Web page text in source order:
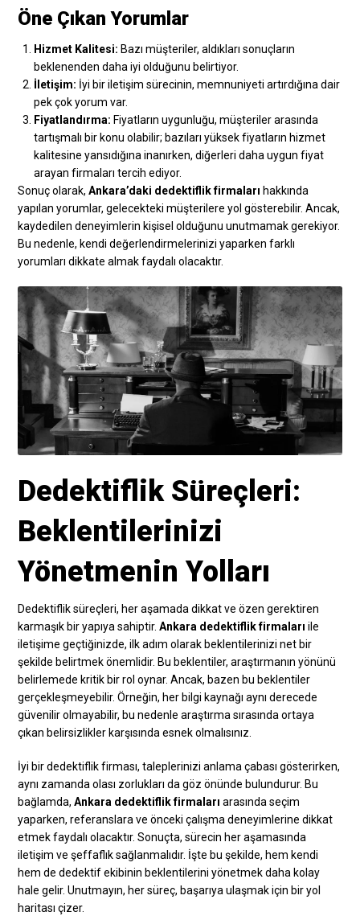
Öne Çıkan Yorumlar
Hizmet Kalitesi: Bazı müşteriler, aldıkları sonuçların
beklenenden daha iyi olduğunu belirtiyor.
İletişim: İyi bir iletişim sürecinin, memnuniyeti artırdığına dair
pek çok yorum var.
Fiyatlandırma: Fiyatların uygunluğu, müşteriler arasında
tartışmalı bir konu olabilir; bazıları yüksek fiyatların hizmet
kalitesine yansıdığına inanırken, diğerleri daha uygun fiyat
arayan firmaları tercih ediyor.
Sonuç olarak,Ankara’daki dedektiflik firmaları hakkında
yapılan yorumlar, gelecekteki müşterilere yol gösterebilir. Ancak,
kaydedilen deneyimlerin kişisel olduğunu unutmamak gerekiyor.
Bu nedenle, kendi değerlendirmelerinizi yaparken farklı
yorumları dikkate almak faydalı olacaktır.
Dedektiflik Süreçleri:
Beklentilerinizi
Yönetmenin Yolları
Dedektiflik süreçleri, her aşamada dikkat ve özen gerektiren
karmaşık bir yapıya sahiptir.Ankara dedektiflik firmaları ile
iletişime geçtiğinizde, ilk adım olarak beklentilerinizi net bir
şekilde belirtmek önemlidir. Bu beklentiler, araştırmanın yönünü
belirlemede kritik bir rol oynar. Ancak, bazen bu beklentiler
gerçekleşmeyebilir. Örneğin, her bilgi kaynağı aynı derecede
güvenilir olmayabilir, bu nedenle araştırma sırasında ortaya
çıkan belirsizlikler karşısında esnek olmalısınız.
İyi bir dedektiflik firması, taleplerinizi anlama çabası gösterirken,
aynı zamanda olası zorlukları da göz önünde bulundurur. Bu
bağlamda,Ankara dedektiflik firmaları arasında seçim
yaparken, referanslara ve önceki çalışma deneyimlerine dikkat
etmek faydalı olacaktır. Sonuçta, sürecin her aşamasında
iletişim ve şeffaflık sağlanmalıdır. İşte bu şekilde, hem kendi
hem de dedektif ekibinin beklentilerini yönetmek daha kolay
hale gelir. Unutmayın, her süreç, başarıya ulaşmak için bir yol
haritası çizer.